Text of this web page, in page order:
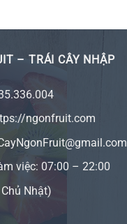
– TRÁI CÂY NHẬP
ngonfruit.com
việc: 07:00 – 22:00
Nhật)